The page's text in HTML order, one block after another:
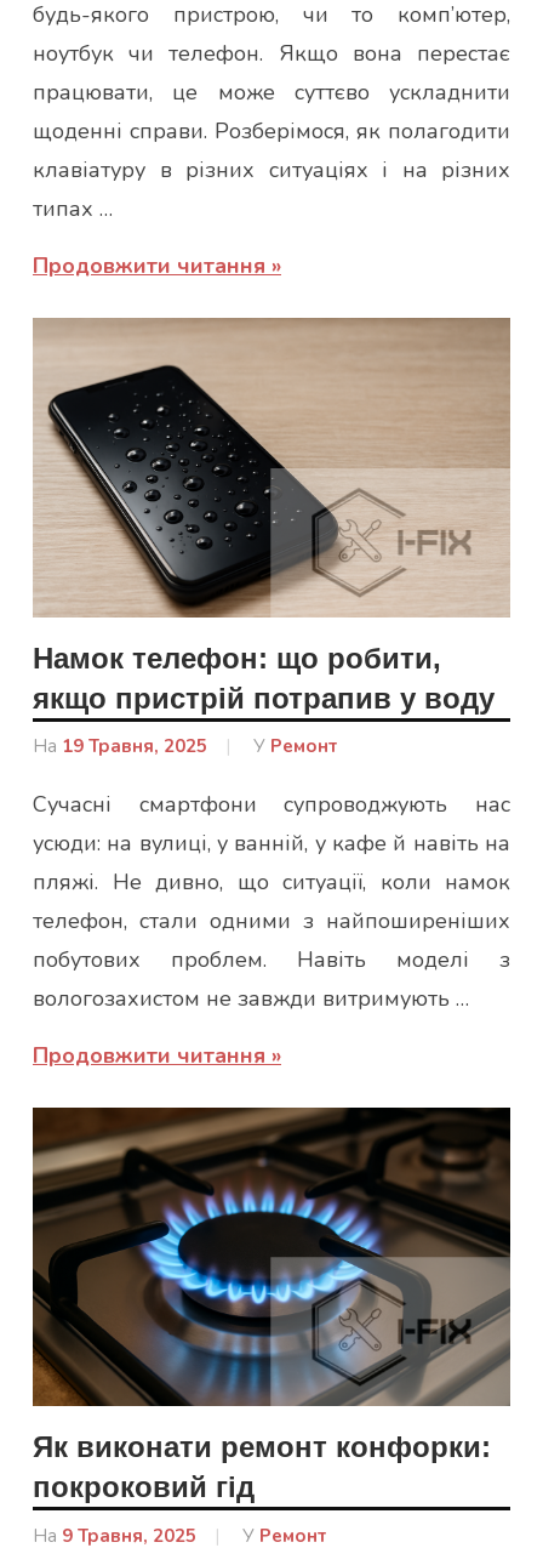
будь-якого пристрою, чи то комп’ютер,
ноутбук чи телефон. Якщо вона перестає
працювати, це може суттєво ускладнити
щоденні справи. Розберімося, як полагодити
клавіатуру в різних ситуаціях і на різних
типах …
Продовжити читання
Намок телефон: що робити,
якщо пристрій потрапив у воду
На 19 Травня, 2025
Від
Юлія
У Ремонт
Сучасні смартфони супроводжують нас
усюди: на вулиці, у ванній, у кафе й навіть на
пляжі. Не дивно, що ситуації, коли намок
телефон, стали одними з найпоширеніших
побутових проблем. Навіть моделі з
вологозахистом не завжди витримують …
Продовжити читання
Як виконати ремонт конфорки:
покроковий гід
На 9 Травня, 2025
Від
У Ремонт